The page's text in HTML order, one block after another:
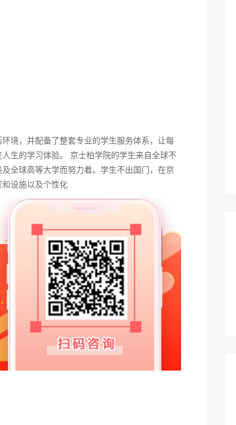
境，并配备了整套专业的学生服务体系，让每
生的学习体验。 京士柏学院的学生来自全球不
全球高等大学而努力着。学生不出国门，在京
设施以及个性化